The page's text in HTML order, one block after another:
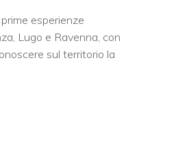
esperienze
Lugo e Ravenna, con
sul territorio la